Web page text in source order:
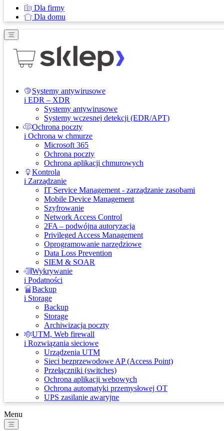
Dla firmy
Dla domu
Systemy antywirusowe
i EDR – XDR
Systemy antywirusowe
Systemy wczesnej detekcji (EDR/APT)
Ochrona poczty
i Ochrona w chmurze
Microsoft 365
Ochrona poczty
Ochrona aplikacji chmurowych
Kontrola
i Zarządzanie
IT Service Management - zarządzanie zasobami
Mobile Device Management
Szyfrowanie
Network Access Control
2FA – podwójna autoryzacja
Privileged Access Management
Oprogramowanie narzędziowe
Data Loss Prevention
SIEM & SOAR
Wykrywanie
i Podatności
Backup
i Storage
Backup
Storage
Archiwizacja poczty
UTM, Web firewall
i Rozwiązania sieciowe
Urządzenia UTM
Sieci bezprzewodowe AP (Access Point)
Przełączniki (switches)
Ochrona aplikacji webowych
Ochrona automatyki przemysłowej OT
UPS zasilanie awaryjne
Menu